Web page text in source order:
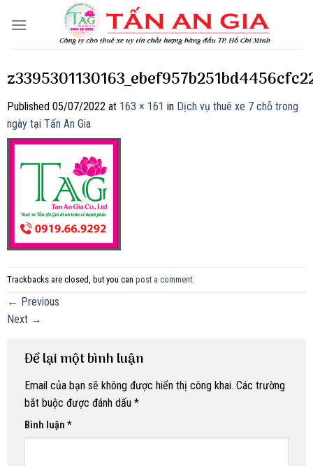
Published 05/07/2022 at 163 × 161 in Dịch vụ thuê xe 7 chỗ trong
ngày tại Tấn An Gia
Trackbacks are closed, but you can post a comment
← Previous
Next →
Để lại một bình luận
Email của bạn sẽ không được hiển thị công khai. Các trường
bắt buộc được đánh dấu *
Bình luận *